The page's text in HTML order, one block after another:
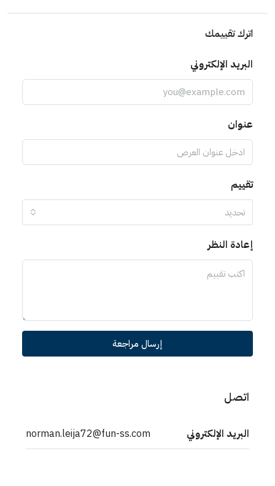
اترك تقييمك
البريد الإلكتروني
عنوان
تقييم
تحديد
إعادة النظر
إرسال مراجعة
اتصل
البريد الإلكتروني norman.leija72@fun-ss.com